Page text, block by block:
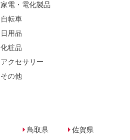
家電・電化製品
自転車
日用品
化粧品
アクセサリー
その他
鳥取県
佐賀県